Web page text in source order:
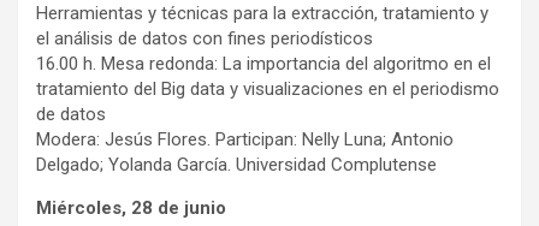
Herramientas y técnicas para la extracción, tratamiento y
el análisis de datos con fines periodísticos
16.00 h. Mesa redonda: La importancia del algoritmo en el
tratamiento del Big data y visualizaciones en el periodismo
de datos
Modera: Jesús Flores. Participan: Nelly Luna; Antonio
Delgado; Yolanda García. Universidad Complutense
Miércoles, 28 de junio